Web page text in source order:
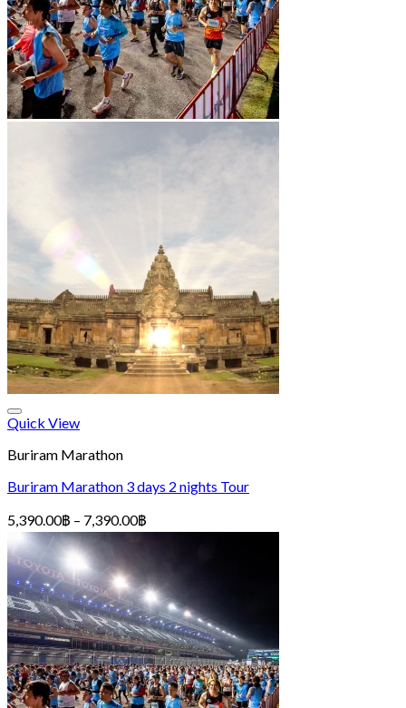
Quick View
Buriram Marathon
Buriram Marathon 3 days 2 nights Tour
5,390.00฿ – 7,390.00฿
range:
through
7,390.00฿